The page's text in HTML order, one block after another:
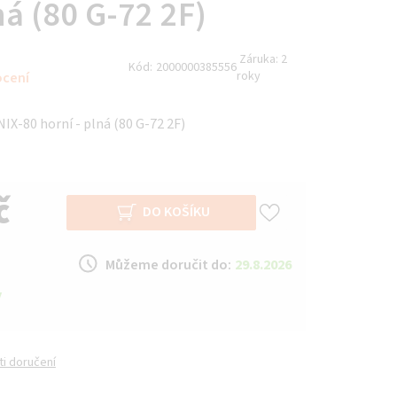
(80 G-72 2F)
Kód: 2000000385556 Záruka: 2
roky
80 horní - plná (80 G-72 2F)
DO KOŠÍKU
Můžeme doručit do: 29.8.2026
doručení